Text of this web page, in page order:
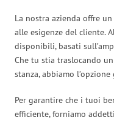
La nostra azienda offre
alle esigenze del cliente.
disponibili, basati
Che tu stia traslocando
stanza, abbiamo
Per garantire che i tuoi
efficiente, forniamo